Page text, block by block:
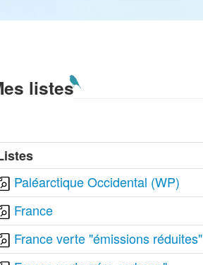
listes
Paléarctique Occidental (WP)
France
France verte "émissions réduites"